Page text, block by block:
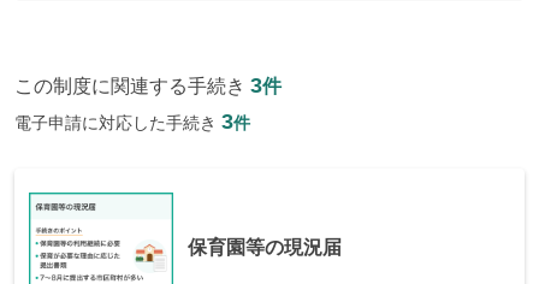
この制度に関連する手続き 3件
電子申請に対応した手続き 3件
保育園等の現況届